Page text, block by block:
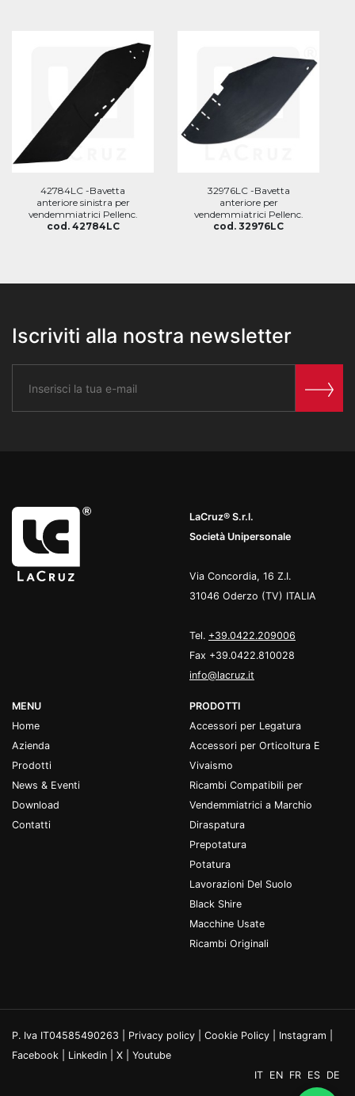
42784LC -Bavetta
anteriore sinistra per
vendemmiatrici Pellenc.
cod. 42784LC
32976LC -Bavetta
anteriore per
vendemmiatrici Pellenc.
cod. 32976LC
Iscriviti alla nostra newsletter
LaCruz® S.r.l.
Società Unipersonale
Via Concordia, 16 Z.I.
31046 Oderzo (TV) ITALIA
Tel. +39.0422.209006
Fax +39.0422.810028
info@lacruz.it
MENU
Home
Azienda
Prodotti
News & Eventi
Download
Contatti
PRODOTTI
Accessori per Legatura
Accessori per Orticoltura E
Vivaismo
Ricambi Compatibili per
Vendemmiatrici a Marchio
Diraspatura
Prepotatura
Potatura
Lavorazioni Del Suolo
Black Shire
Macchine Usate
Ricambi Originali
P. Iva IT04585490263 | Privacy policy Cookie Policy Instagram
Facebook
Linkedin X
Youtube
IT EN FR ES DE